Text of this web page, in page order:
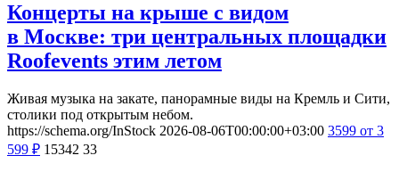
Концерты на крыше с видом
в Москве: три центральных площадки
Roofevents этим летом
Живая музыка на закате, панорамные виды на Кремль и Сити,
столики под открытым небом.
https://schema.org/InStock 2026-08-06T00:00:00+03:00 3599 от 3
599 ₽ 15342 33